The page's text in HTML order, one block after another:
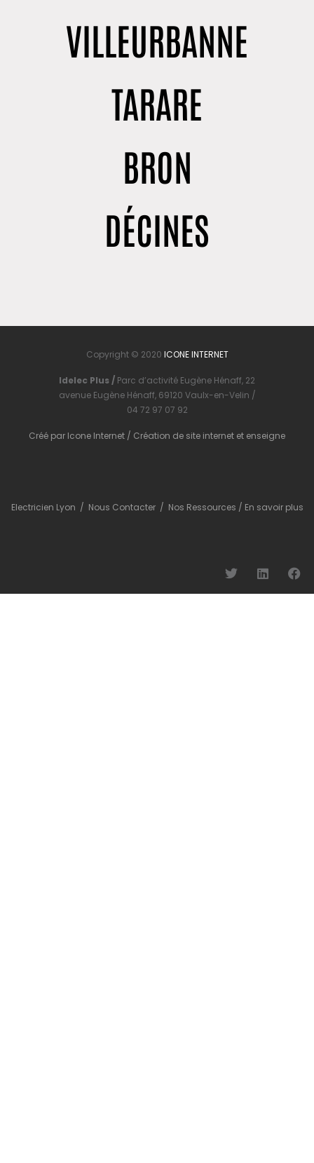
VILLEURBANNE
TARARE
BRON
DÉCINES
Copyright © 2020 ICONE INTERNET
Idelec Plus / Parc d’activité Eugène Hénaff, 22
avenue Eugène Hénaff, 69120 Vaulx-en-Velin /
04 72 97 07 92
Créé par Icone Internet / Création de site internet et enseigne
Electricien Lyon / Nous Contacter/ Nos Ressources / En savoir plus